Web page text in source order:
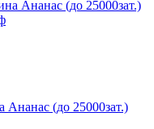
(до 25000зат.)